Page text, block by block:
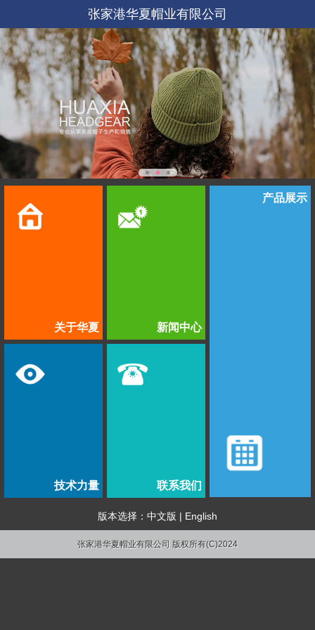
张家港华夏帽业有限公司
关于华夏 新闻中心
产品展示
技术力量 联系我们
版本选择： 中文版 | English
张家港华夏帽业有限公司 版权所有(C)2024